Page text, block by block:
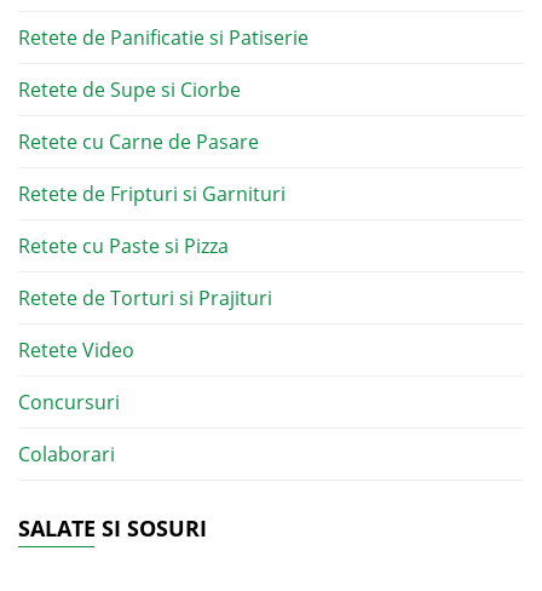
Retete de Panificatie si Patiserie
Retete de Supe si Ciorbe
Retete cu Carne de Pasare
Retete de Fripturi si Garnituri
Retete cu Paste si Pizza
Retete de Torturi si Prajituri
Retete Video
Concursuri
Colaborari
SALATE SI SOSURI